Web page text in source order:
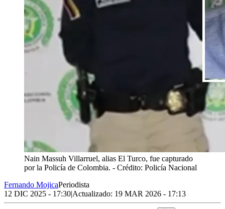
Nain Massuh Villarruel, alias El Turco, fue capturado
por la Policía de Colombia. - Crédito: Policía Nacional
Fernando MojicaPeriodista
12 DIC 2025 - 17:30|Actualizado: 19 MAR 2026 - 17:13